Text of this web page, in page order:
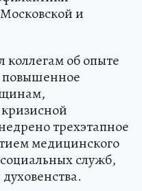
и
об опыте
повышенное
трехэтапное
медицинского
служб,